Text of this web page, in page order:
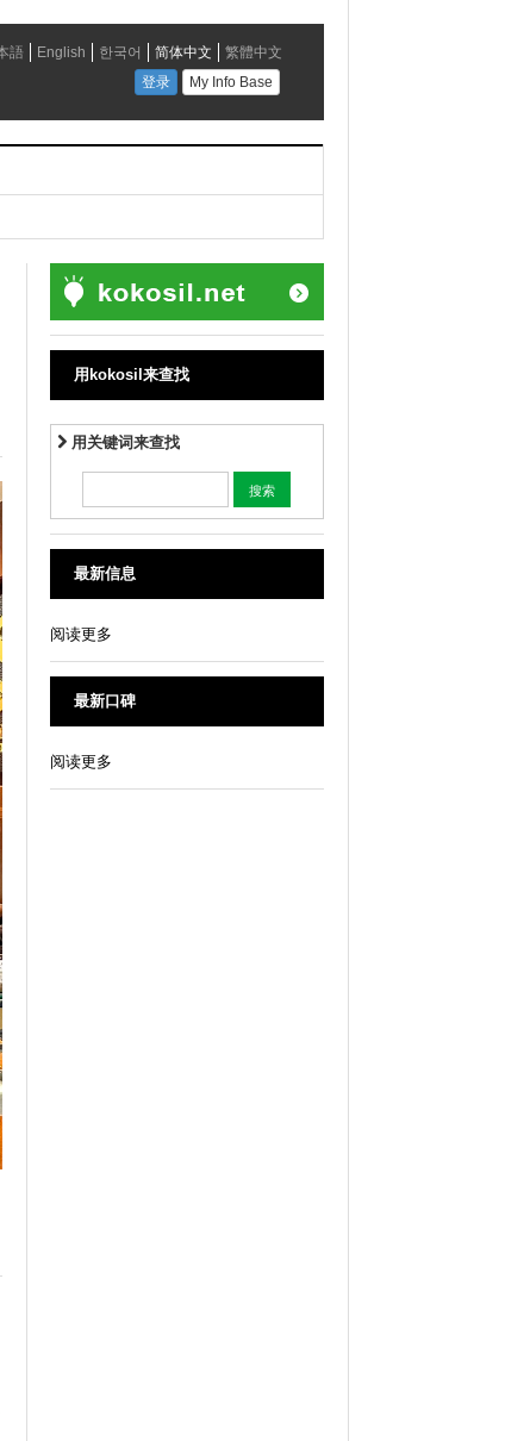
用kokosil来查找
用关键词来查找
最新信息
阅读更多
最新口碑
阅读更多